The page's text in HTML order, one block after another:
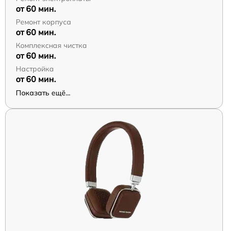
от 60 мин.
Ремонт корпуса
от 60 мин.
Комплексная чистка
от 60 мин.
Настройка
от 60 мин.
Показать ещё...